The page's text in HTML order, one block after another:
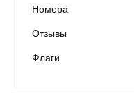
Номера
Отзывы
Флаги